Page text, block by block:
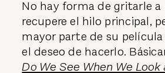
No hay forma de gritarle a
recupere el hilo principal,
mayor parte de su
el deseo de hacerlo.
Do We See When We